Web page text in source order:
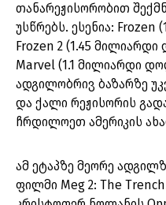
თანარეჟისორობით
უსწრებს. ესენია:
Frozen 2 (1.45
Marvel (1.1 მილიარდი
ადგილობრივ ბაზარზე
და ქალი რეჟისორის
ჩრდილოეთ ამერიკის
ამ ეტაპზე მეორე
ფილმი Meg 2: The